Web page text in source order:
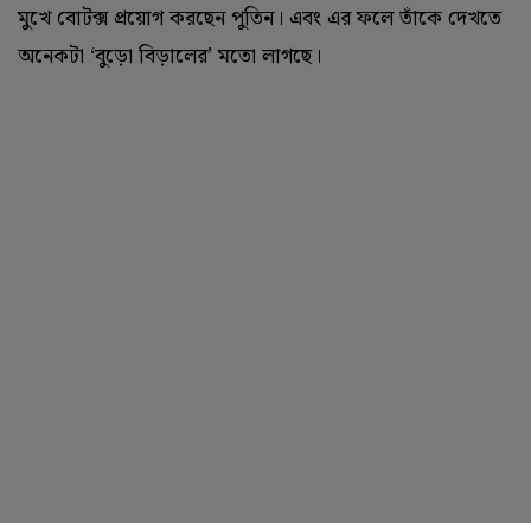
মুখে বোটক্স প্রয়োগ করছেন পুতিন। এবং এর ফলে তাঁকে দেখতে
অনেকটা ‘বুড়ো বিড়ালের’ মতো লাগছে।